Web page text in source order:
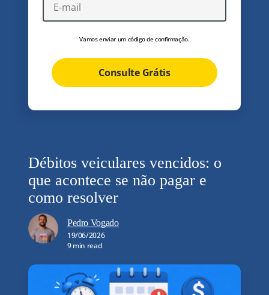
Vamos enviar um código de confirmação.
Consulte Grátis
Débitos veiculares vencidos: o
que acontece se não pagar e
como resolver
Pedro Vogado
19/06/2026
9 min read